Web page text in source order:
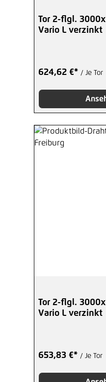
Tor 2-flgl.
Vario L verzinkt
624,62 €* / Je Tor
Tor 2-flgl.
Vario L verzinkt
653,83 €* / Je Tor